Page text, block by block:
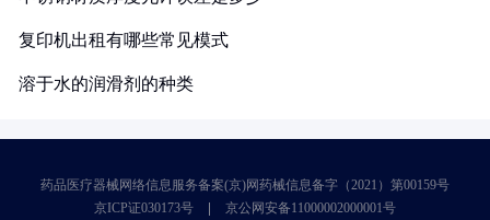
复印机出租有哪些常见模式
溶于水的润滑剂的种类
药品医疗器械网络信息服务备案(京)网药械信息备字（2021）第00159号
京ICP证030173号
京公网安备11000002000001号